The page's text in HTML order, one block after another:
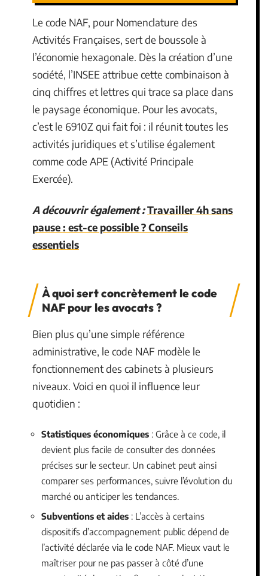
Le code NAF, pour Nomenclature des
Activités Françaises, sert de boussole à
l’économie hexagonale. Dès la création d’une
société, l’INSEE attribue cette combinaison à
cinq chiffres et lettres qui trace sa place dans
le paysage économique. Pour les avocats,
c’est le 6910Z qui fait foi : il réunit toutes les
activités juridiques et s’utilise également
comme code APE (Activité Principale
Exercée).
A découvrir également :Travailler 4h sans
pause : est-ce possible ? Conseils
essentiels
À quoi sert concrètement le code
NAF pour les avocats ?
Bien plus qu’une simple référence
administrative, le code NAF modèle le
fonctionnement des cabinets à plusieurs
niveaux. Voici en quoi il influence leur
quotidien :
Statistiques économiques : Grâce à ce code, il
devient plus facile de consulter des données
précises sur le secteur. Un cabinet peut ainsi
comparer ses performances, suivre l’évolution du
marché ou anticiper les tendances.
Subventions et aides : L’accès à certains
dispositifs d’accompagnement public dépend de
l’activité déclarée via le code NAF. Mieux vaut le
maîtriser pour ne pas passer à côté d’une